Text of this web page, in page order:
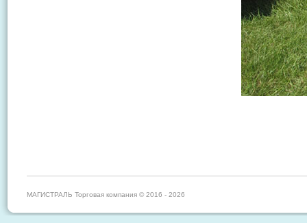
МАГИСТРАЛЬ Торговая компания © 2016 - 2026